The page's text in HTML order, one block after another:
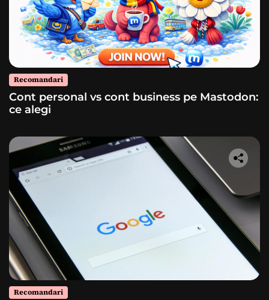
Recomandari
Cont personal vs cont business pe Mastodon:
ce alegi
Recomandari